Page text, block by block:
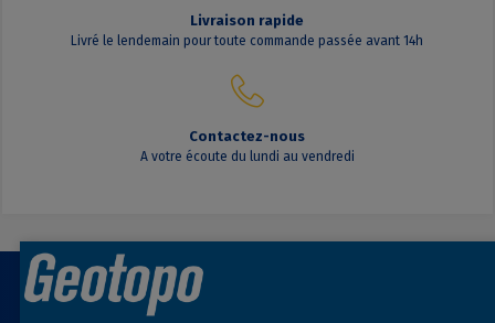
Livraison rapide
Livré le lendemain pour toute commande passée avant 14h
Contactez-nous
A votre écoute du lundi au vendredi